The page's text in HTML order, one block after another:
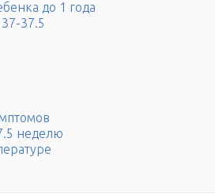
до 1 года
37.5
неделю